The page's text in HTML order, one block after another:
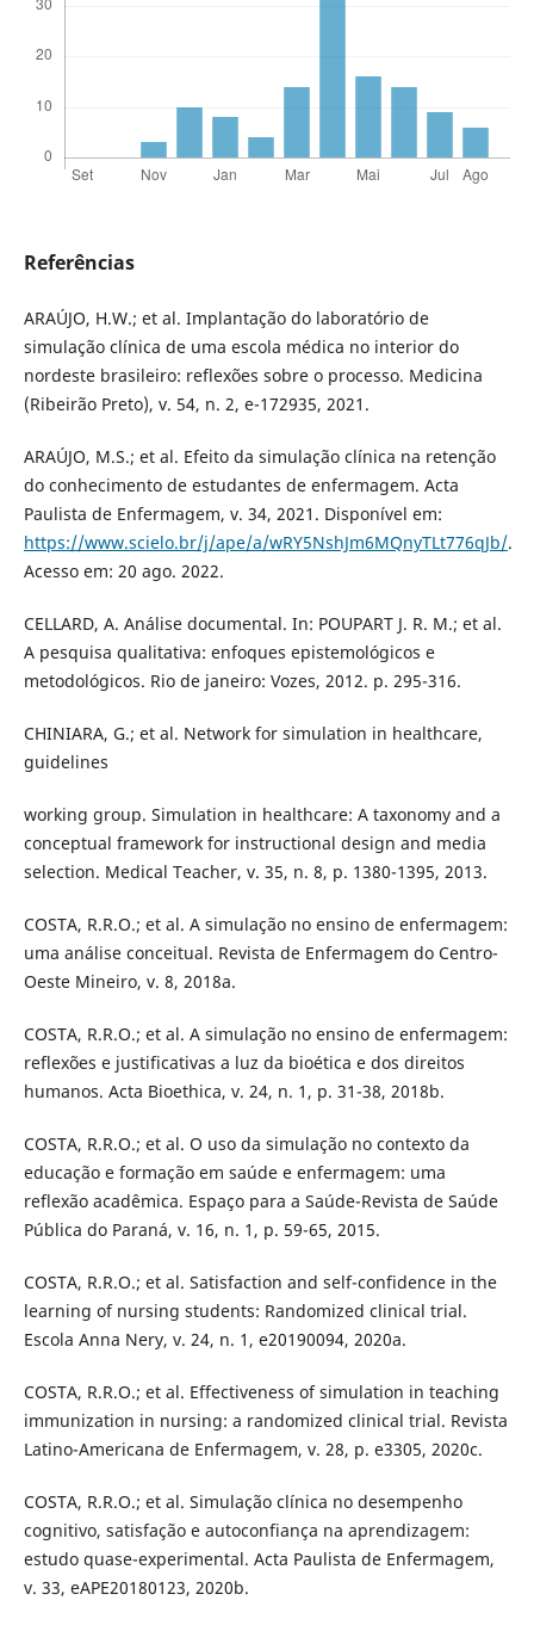
Referências
ARAÚJO, H.W.; et al. Implantação do laboratório de
simulação clínica de uma escola médica no interior do
nordeste brasileiro: reflexões sobre o processo. Medicina
(Ribeirão Preto), v. 54, n. 2, e-172935, 2021.
ARAÚJO, M.S.; et al. Efeito da simulação clínica na retenção
do conhecimento de estudantes de enfermagem. Acta
Paulista de Enfermagem, v. 34, 2021. Disponível em:
https://www.scielo.br/j/ape/a/wRY5NshJm6MQnyTLt776qJb/.
Acesso em: 20 ago. 2022.
CELLARD, A. Análise documental. In: POUPART J. R. M.; et al.
A pesquisa qualitativa: enfoques epistemológicos e
metodológicos. Rio de janeiro: Vozes, 2012. p. 295-316.
CHINIARA, G.; et al. Network for simulation in healthcare,
guidelines
working group. Simulation in healthcare: A taxonomy and a
conceptual framework for instructional design and media
selection. Medical Teacher, v. 35, n. 8, p. 1380-1395, 2013.
COSTA, R.R.O.; et al. A simulação no ensino de enfermagem:
uma análise conceitual. Revista de Enfermagem do Centro-
Oeste Mineiro, v. 8, 2018a.
COSTA, R.R.O.; et al. A simulação no ensino de enfermagem:
reflexões e justificativas a luz da bioética e dos direitos
humanos. Acta Bioethica, v. 24, n. 1, p. 31-38, 2018b.
COSTA, R.R.O.; et al. O uso da simulação no contexto da
educação e formação em saúde e enfermagem: uma
reflexão acadêmica. Espaço para a Saúde-Revista de Saúde
Pública do Paraná, v. 16, n. 1, p. 59-65, 2015.
COSTA, R.R.O.; et al. Satisfaction and self-confidence in the
learning of nursing students: Randomized clinical trial.
Escola Anna Nery, v. 24, n. 1, e20190094, 2020a.
COSTA, R.R.O.; et al. Effectiveness of simulation in teaching
immunization in nursing: a randomized clinical trial. Revista
Latino-Americana de Enfermagem, v. 28, p. e3305, 2020c.
COSTA, R.R.O.; et al. Simulação clínica no desempenho
cognitivo, satisfação e autoconfiança na aprendizagem:
estudo quase-experimental. Acta Paulista de Enfermagem,
v. 33, eAPE20180123, 2020b.